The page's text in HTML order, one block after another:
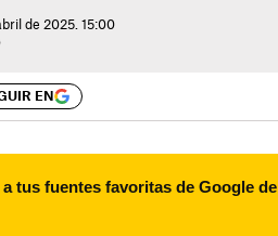
de 2025. 15:00
EN
tus fuentes favoritas de Google de